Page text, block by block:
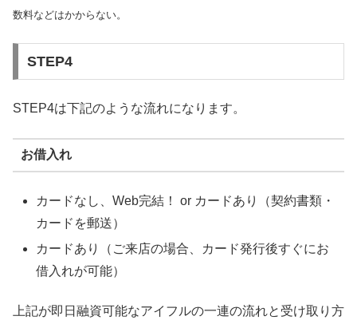
数料などはかからない。
STEP4
STEP4は下記のような流れになります。
お借入れ
カードなし、Web完結！ or カードあり（契約書類・
カードを郵送）
カードあり（ご来店の場合、カード発行後すぐにお
借入れが可能）
上記が即日融資可能なアイフルの一連の流れと受け取り方